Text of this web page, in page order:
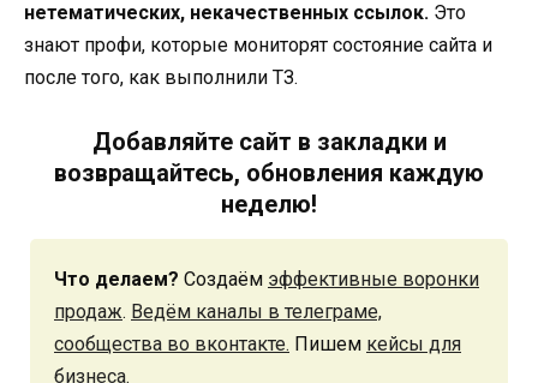
нетематических, некачественных ссылок. Это
знают профи, которые мониторят состояние сайта и
после того, как выполнили ТЗ.
Добавляйте сайт в закладки и
возвращайтесь, обновления каждую
неделю!
Что делаем? Создаём эффективные воронки
продаж. Ведём каналы в телеграме,
сообщества во вконтакте. Пишем кейсы для
бизнеса.